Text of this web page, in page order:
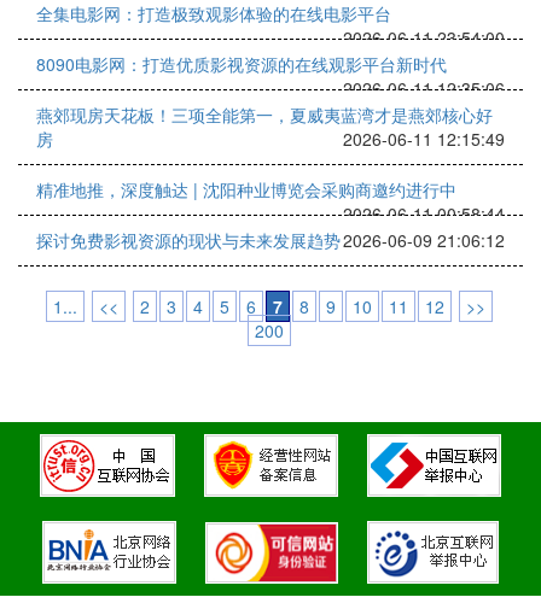
全集电影网：打造极致观影体验的在线电影平台
2026-06-11 23:54:00
8090电影网：打造优质影视资源的在线观影平台新时代
2026-06-11 12:35:06
燕郊现房天花板！三项全能第一，夏威夷蓝湾才是燕郊核心好
房
2026-06-11 12:15:49
精准地推，深度触达 | 沈阳种业博览会采购商邀约进行中
2026-06-11 00:58:44
探讨免费影视资源的现状与未来发展趋势2026-06-09 21:06:12
1... << 2 3 4 5 6 7 8 9 10 11 12
>>
200